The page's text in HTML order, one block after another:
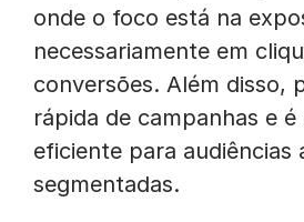
onde o foco está na
necessariamente em
conversões. Além disso,
rápida de campanhas e
eficiente para audiências
segmentadas.